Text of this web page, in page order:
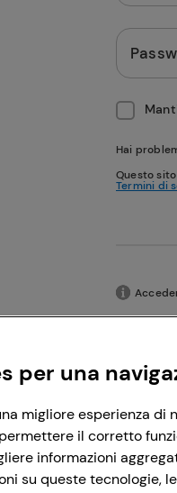
Hai
Questo
Termini di
per una
migliore esperienza
il corretto
informazioni
su queste tecnologie,